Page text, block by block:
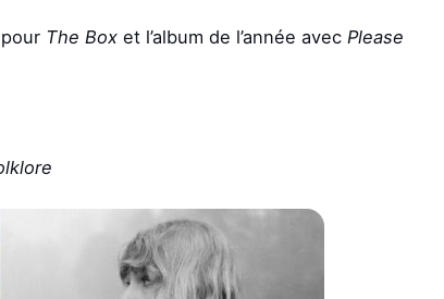
The Boxet l’album de l’année avec Please